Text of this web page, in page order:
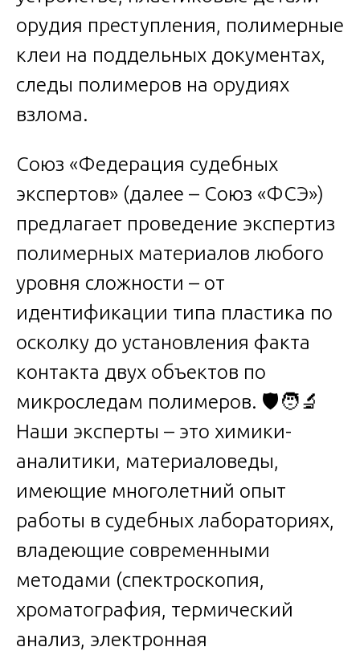
орудия преступления, полимерные
клеи на поддельных документах,
следы полимеров на орудиях
взлома.
Союз «Федерация судебных
экспертов» (далее – Союз «ФСЭ»)
предлагает проведение экспертиз
полимерных материалов любого
уровня сложности – от
идентификации типа пластика по
осколку до установления факта
контакта двух объектов по
микроследам полимеров. 🛡️🧑‍🔬
Наши эксперты – это химики-
аналитики, материаловеды,
имеющие многолетний опыт
работы в судебных лабораториях,
владеющие современными
методами (спектроскопия,
хроматография, термический
анализ, электронная